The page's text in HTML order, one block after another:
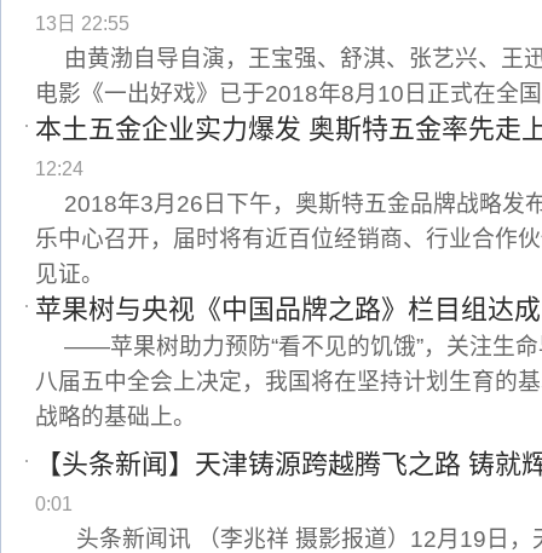
13日 22:55
由黄渤自导自演，王宝强、舒淇、张艺兴、王
电影《一出好戏》已于2018年8月10日正式在全
本土五金企业实力爆发 奥斯特五金率先走
12:24
2018年3月26日下午，奥斯特五金品牌战略发
乐中心召开，届时将有近百位经销商、行业合作
见证。
苹果树与央视《中国品牌之路》栏目组达
——苹果树助力预防“看不见的饥饿”，关注生
八届五中全会上决定，我国将在坚持计划生育的
战略的基础上。
【头条新闻】天津铸源跨越腾飞之路 铸就
0:01
头条新闻讯 （李兆祥 摄影报道）12月19日